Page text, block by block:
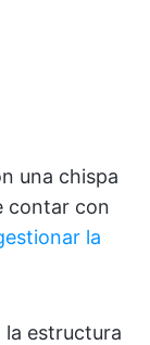
una chispa
contar con
la
la estructura